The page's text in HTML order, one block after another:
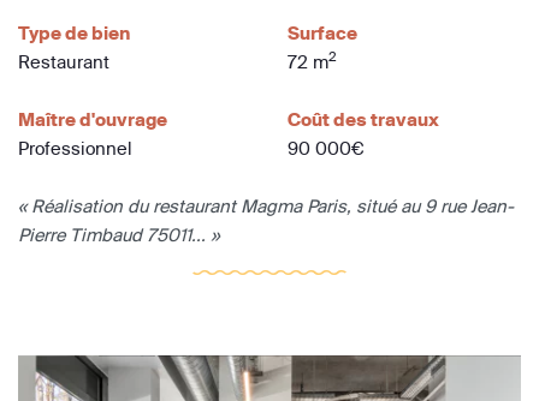
Type de bien
Restaurant
Surface
72 m2
Maître d'ouvrage
Professionnel
Coût des travaux
90 000€
« Réalisation du restaurant Magma Paris, situé au 9 rue Jean-
Pierre Timbaud 75011... »